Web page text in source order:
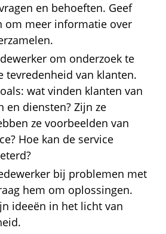
en behoeften. Geef
om meer informatie over
om onderzoek te
tevredenheid van klanten.
wat vinden klanten van
en diensten? Zijn ze
ze voorbeelden van
Hoe kan de service
bij problemen met
hem om oplossingen.
ideeën in het licht van
.